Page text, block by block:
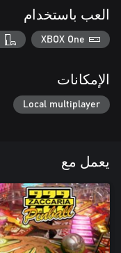
العب باستخدام
XBOX One
الإمكانات
Local multiplayer
يعمل مع